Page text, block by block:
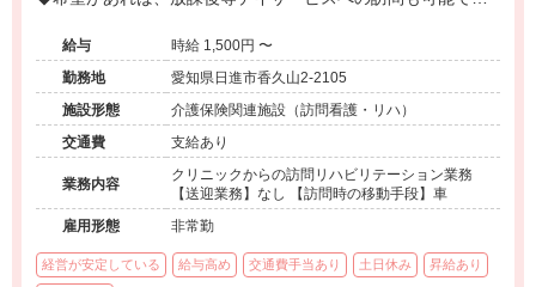
め、これまでの経験を活かしたリハビリテーションが可能で
す◆名古屋市内もご自宅に近い先での訪問も可能です◆離職
率低い◆時期先の方でも応募可能です
給与
時給 1,500円 〜
勤務地
愛知県日進市香久山2-2105
施設形態
介護保険関連施設（訪問看護・リハ）
交通費
支給あり
業務内容
クリニックからの訪問リハビリテーション業務
【送迎業務】なし 【訪問時の移動手段】車
雇用形態
非常勤
経営が安定している 給与高め 交通費手当あり 土日休み 昇給あり